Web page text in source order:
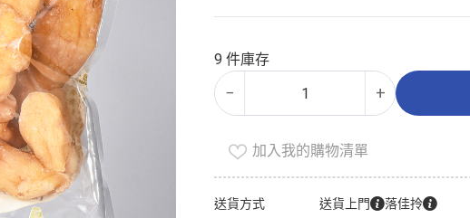
格：
$168.00。
9 件庫存
−
精
選
頭
600g
+
Alternative:
加入我的購物清單
送貨方式 送貨上門 落佳拎